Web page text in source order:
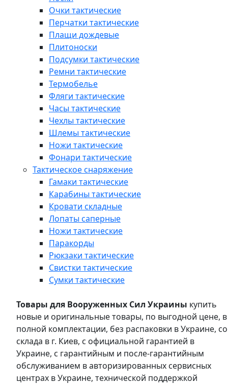
Очки тактические
Перчатки тактические
Плащи дождевые
Плитоноски
Подсумки тактические
Ремни тактические
Термобелье
Фляги тактические
Часы тактические
Чехлы тактические
Шлемы тактические
Ножи тактические
Фонари тактические
Тактическое снаряжение
Гамаки тактические
Карабины тактические
Кровати складные
Лопаты саперные
Ножи тактические
Паракорды
Рюкзаки тактические
Свистки тактические
Сумки тактические
Товары для Вооруженных Сил Украины купить
новые и оригинальные товары, по выгодной цене, в
полной комплектации, без распаковки в Украине, со
склада в г. Киев, с официальной гарантией в
Украине, с гарантийным и после-гарантийным
обслуживанием в авторизированных сервисных
центрах в Украине, технической поддержкой